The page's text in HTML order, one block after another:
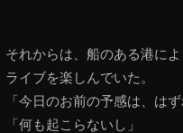
それからは、船のある港に
ライブを楽しんでいた。
「今日のお前の予感は、は
「何も起こらないし」